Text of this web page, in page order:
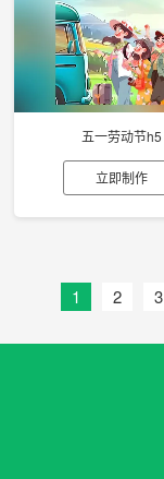
五一劳动节h5
立即制作
1 2 3